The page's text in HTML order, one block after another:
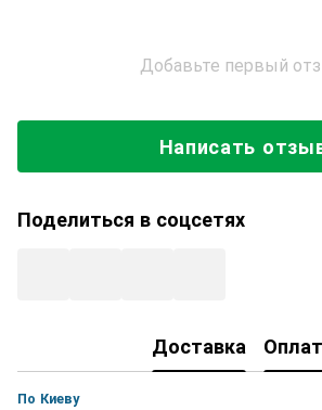
Добавьте первый
Написать
Поделиться в соцсетях
Доставка
По Киеву